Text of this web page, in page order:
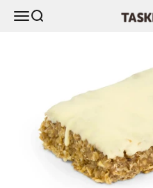
Preskoči na sadržaj
MeniPretraga